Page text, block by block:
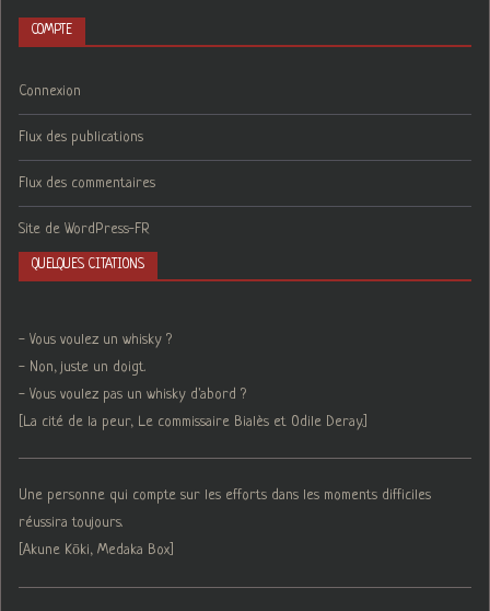
COMPTE
Connexion
Flux des publications
Flux des commentaires
Site de WordPress-FR
QUELQUES CITATIONS
- Vous voulez un whisky ?
- Non, juste un doigt.
- Vous voulez pas un whisky d'abord ?
[La cité de la peur, Le commissaire Bialès et Odile Deray.]
Une personne qui compte sur les efforts dans les moments difficiles
réussira toujours.
[Akune Kōki, Medaka Box]